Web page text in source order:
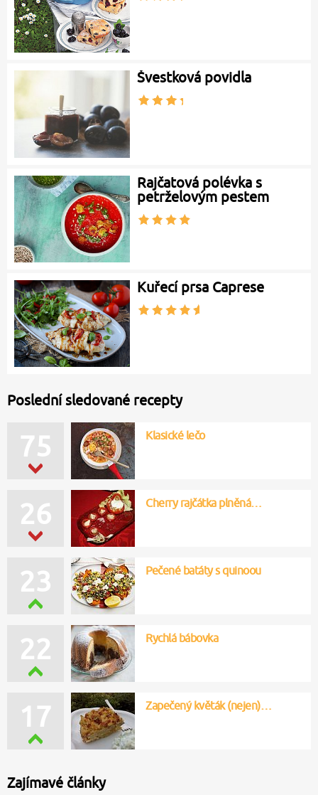
Švestková povidla
Rajčatová polévka s
petrželovým pestem
Kuřecí prsa Caprese
Poslední sledované recepty
75 Klasické lečo
26 Cherry rajčátka plněná…
23 Pečené batáty s quinoou
22 Rychlá bábovka
17 Zapečený květák (nejen)…
Zajímavé články